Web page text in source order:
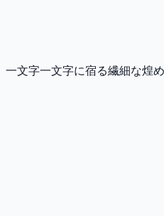
文字一文字に宿る繊細な煌